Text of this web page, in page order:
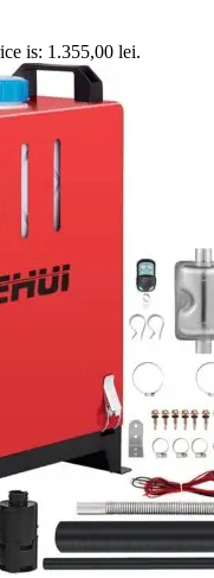
is: 1.355,00 lei.